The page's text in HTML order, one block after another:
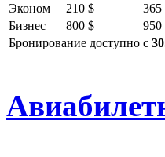
Эконом
210 $ 365
Бизнес
800 $ 950
Бронирование доступно с